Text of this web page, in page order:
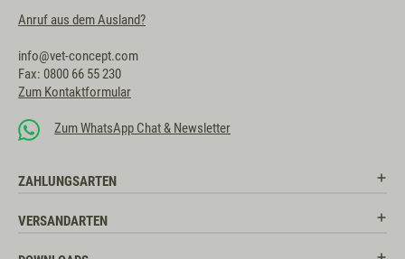
Anruf aus dem Ausland?
info@vet-concept.com
Fax: 0800 66 55 230
Zum Kontaktformular
Zum WhatsApp Chat & Newsletter
ZAHLUNGSARTEN
VERSANDARTEN